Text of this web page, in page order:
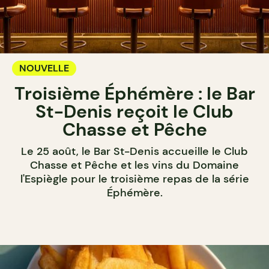
NOUVELLE
Troisième Éphémère : le Bar
St-Denis reçoit le Club
Chasse et Pêche
Le 25 août, le Bar St-Denis accueille le Club
Chasse et Pêche et les vins du Domaine
l'Espiègle pour le troisième repas de la série
Éphémère.